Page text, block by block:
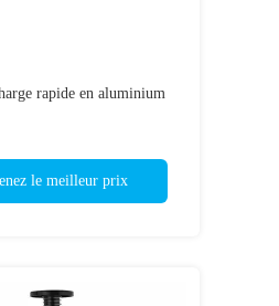
rapide en aluminium
le meilleur prix